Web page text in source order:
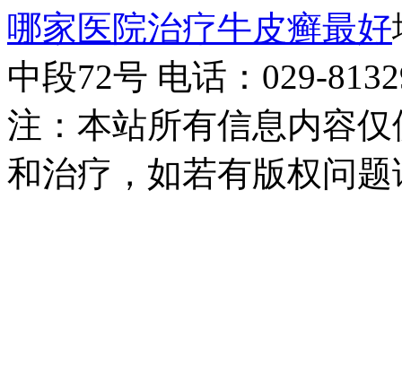
哪家医院治疗牛皮癣最好
中段72号 电话：029-
注：本站所有信息内容
和治疗，如若有版权问